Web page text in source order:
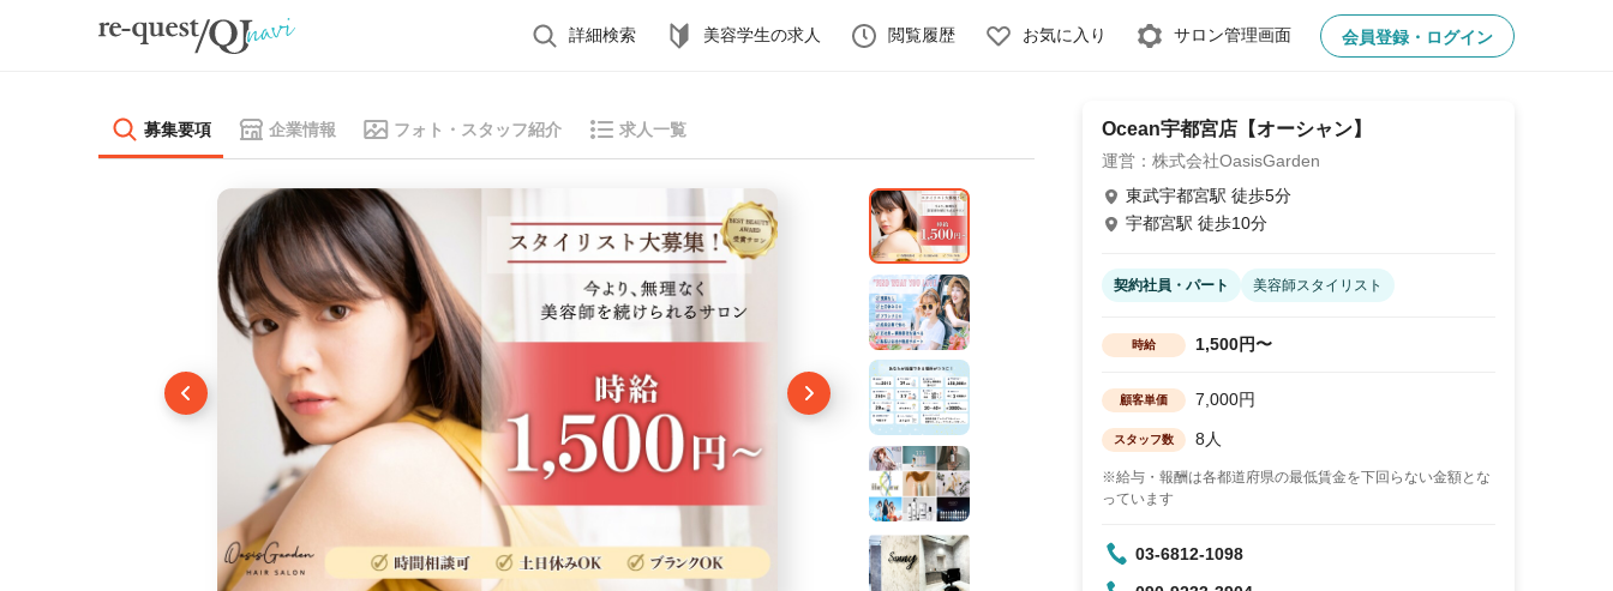
詳細検索 美容学生の求人 閲覧履歴 お気に入り サロン管理画面 会員登録・ログイン
募集要項 企業情報 フォト・スタッフ紹介 求人一覧 Ocean宇都宮店【オーシャン】
運営：株式会社OasisGarden
東武宇都宮駅 徒歩5分
宇都宮駅 徒歩10分
契約社員・パート 美容師スタイリスト
時給 1,500円〜
顧客単価 7,000円
スタッフ数 8人
※給与・報酬は各都道府県の最低賃金を下回らない金額とな
っています
03-6812-1098